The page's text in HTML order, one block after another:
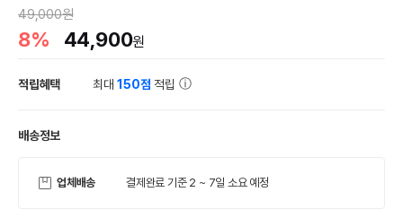
49,000원
8% 44,900원
적립혜택 최대150점 적립
배송정보
업체배송 결제완료 기준 2 ~ 7일 소요 예정